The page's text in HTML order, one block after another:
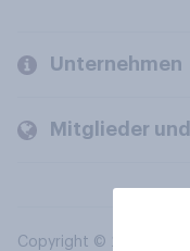
Unternehmen
Mitglieder
Copyright © 2026